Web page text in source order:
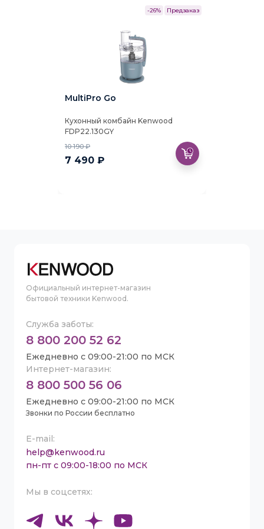
-26% Предзаказ
MultiPro Go
Кухонный комбайн Kenwood
FDP22.130GY
10 190 ₽
7 490 ₽
Официальный интернет-магазин
бытовой техники Kenwood.
E-mail:
help@kenwood.ru
пн-пт с 09:00-18:00 по МСК
Мы в соцсетях:
Служба заботы:
8 800 200 52 62
Ежедневно с 09:00-21:00 по МСК
Интернет-магазин:
8 800 500 56 06
Ежедневно с 09:00-21:00 по МСК
Звонки по России бесплатно